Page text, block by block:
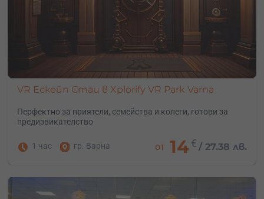
VR Ескейп Стаи в Xplorify VR Park Varna
Перфектно за приятели, семейства и колеги, готови за
предизвикателство
1 час гр. Варна от 14€ /27.38 лв.